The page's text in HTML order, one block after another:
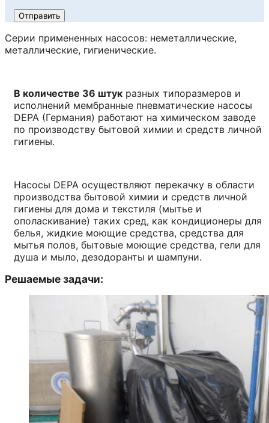
Отправить
Серии примененных насосов: неметаллические,
металлические, гигиенические.
В количестве 36 штук разных типоразмеров и
исполнений мембранные пневматические насосы
DEPA (Германия) работают на химическом заводе
по производству бытовой химии и средств личной
гигиены.
Насосы DEPA осуществляют перекачку в области
производства бытовой химии и средств личной
гигиены для дома и текстиля (мытье и
ополаскивание) таких сред, как кондиционеры для
белья, жидкие моющие средства, средства для
мытья полов, бытовые моющие средства, гели для
душа и мыло, дезодоранты и шампуни.
Решаемые задачи: